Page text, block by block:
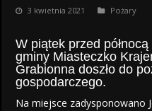
3 kwietnia 2021 Pożary
W piątek przed
gminy Miasteczko
Grabionna doszło do
gospodarczego.
Na miejsce zadysponowano